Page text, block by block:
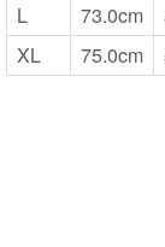
L
73.0cm
XL
75.0cm